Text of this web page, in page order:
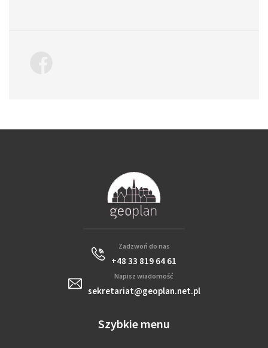
Zadzwoń do nas
+48 33 819 64 61
Napisz wiadomość
sekretariat@geoplan.net.pl
Szybkie menu